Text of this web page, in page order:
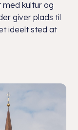
kultur og
giver plads til
ideelt sted at